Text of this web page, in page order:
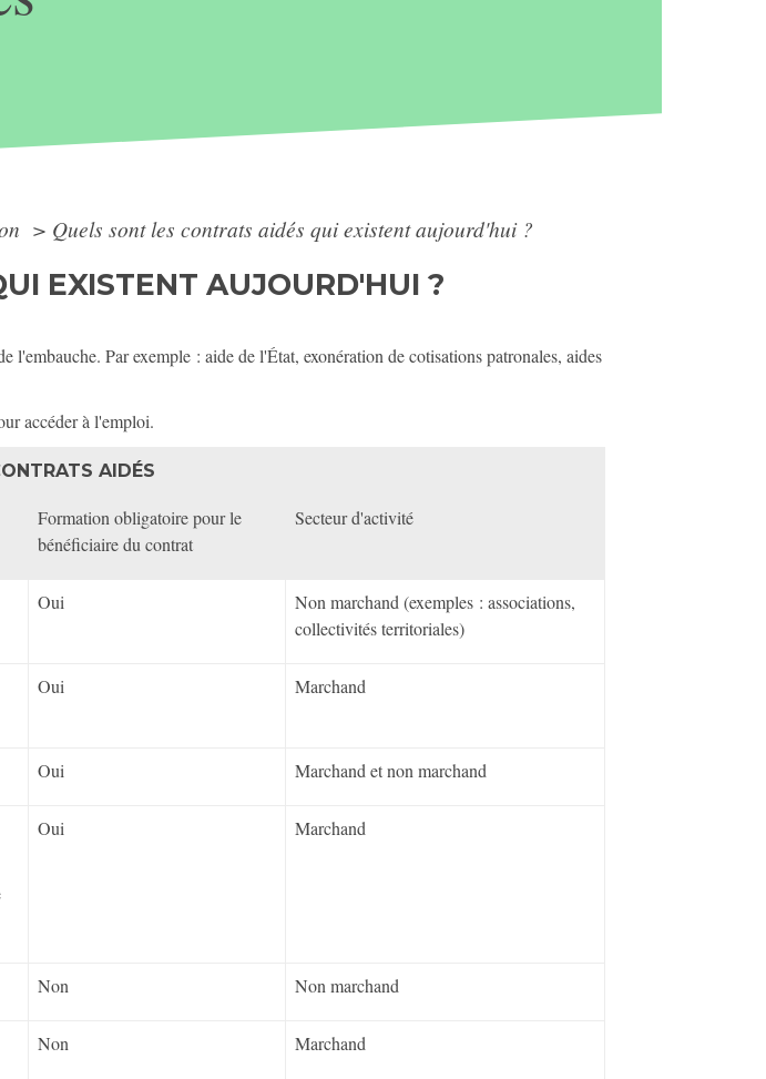
> Quels sont les contrats aidés qui existent aujourd'hui ?
EXISTENT AUJOURD'HUI ?
Par exemple : aide de l'État, exonération de cotisations patronales, aides
accéder à l'emploi.
AIDÉS
Formation obligatoire pour le
bénéficiaire du contrat
Secteur d'activité
Oui
Non marchand (exemples : associations,
collectivités territoriales)
Oui Marchand
Oui Marchand et non marchand
Oui Marchand
Non Non marchand
Non Marchand